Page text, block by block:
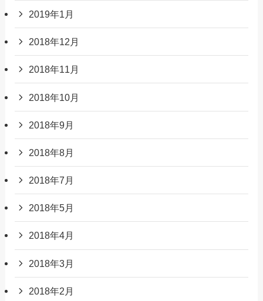
2019年1月
2018年12月
2018年11月
2018年10月
2018年9月
2018年8月
2018年7月
2018年5月
2018年4月
2018年3月
2018年2月